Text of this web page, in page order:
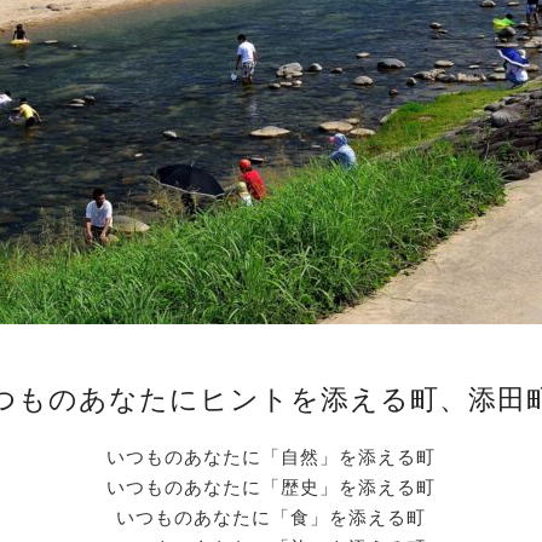
ものあなたにヒントを添える町、添田
いつものあなたに「自然」を添える町
いつものあなたに「歴史」を添える町
いつものあなたに「食」を添える町